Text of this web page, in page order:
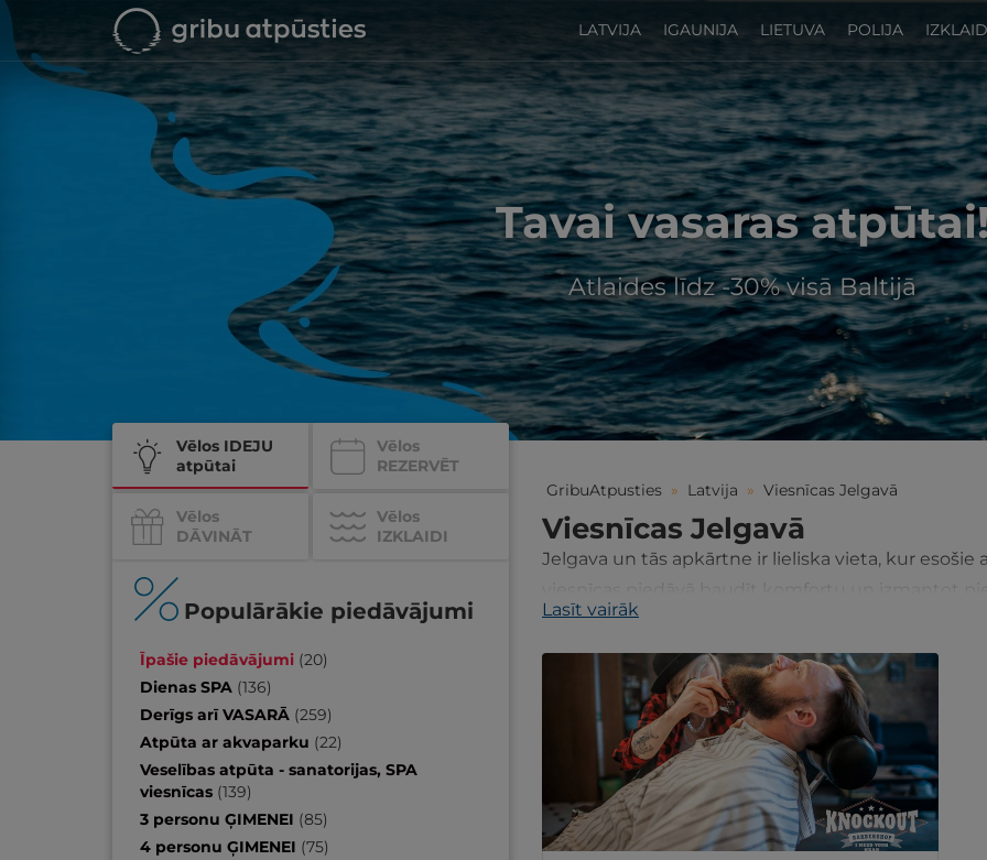
LATVIJA IGAUNIJA LIETUVA POLIJA
Tavai vasaras
Atlaides līdz -30% visā Baltijā
GribuAtpusties » Latvija » Viesnīcas Jelgavā
Vēlos IDEJU
atpūtai
Vēlos
REZERVĒT
Vēlos
DĀVINĀT
Vēlos
IZKLAIDI
Populārākie piedāvājumi
Īpašie piedāvājumi (20)
Dienas SPA (136)
Derīgs arī VASARĀ (259)
Atpūta ar akvaparku (22)
Veselības atpūta - sanatorijas, SPA
viesnīcas (139)
3 personu ĢIMENEI (85)
4 personu ĢIMENEI (75)
Viesnīcas Jelgavā
Jelgava un tās apkārtne ir lieliska vieta, kur esošie
viesnīcas piedāvā baudīt komfortu un izmantot
iespējas.
Lasīt vairāk